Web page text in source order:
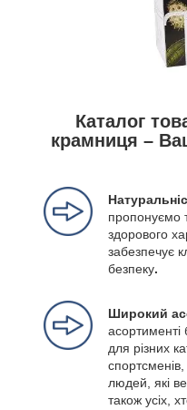
Каталог
крамниця –
пропонуємо
здорового
забезпечує
безпеку.
Широкий
асортименті
для різних
людей, які
також усіх,